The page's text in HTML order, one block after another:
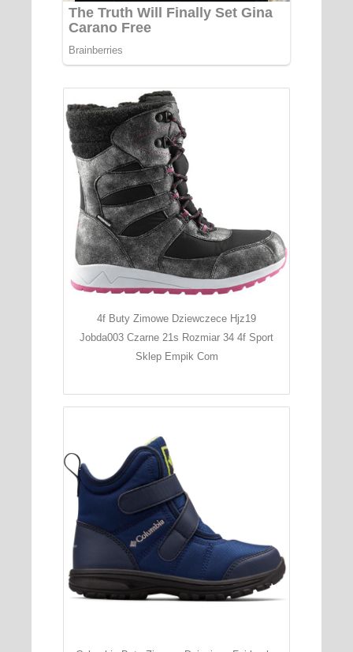
4f Buty Zimowe Dziewczece Hjz19
Jobda003 Czarne 21s Rozmiar 34 4f Sport
Sklep Empik Com